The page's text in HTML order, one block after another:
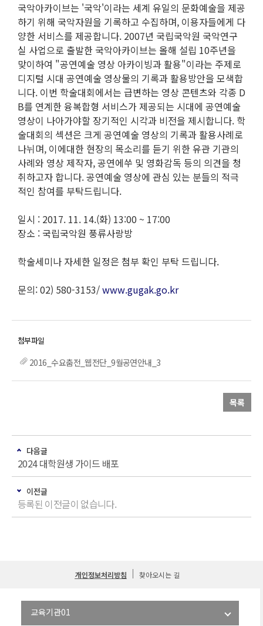
국악아카이브는 '국악'이라는 세계 유일의 문화예술을 제공
하기 위해 국악자원을 기록하고 수집하며, 이용자들에게 다
양한 서비스를 제공합니다. 2007년 국립국악원 국악연구
실 사업으로 출발한 국악아카이브는 올해 설립 10주년을
맞이하여 "공연예술 영상 아카이빙과 활용"이라는 주제로
디지털 시대 공연예술 영상물의 기록과 활용방안을 모색합
니다. 이번 학술대회에서는 급변하는 영상 콘텐츠와 각종 D
B를 연계한 융복합형 서비스가 제공되는 시대에 공연예술
영상이 나아가야할 장기적인 시각과 비전을 제시합니다. 학
술대회의 섹션은 크게 공연예술 영상의 기록과 활용사례로
나뉘며, 이에대한 현장의 목소리를 듣기 위한 유관 기관의
사례와 영상 제작자, 공연에쑤 및 영화감독 등의 의견을 청
취하고자 합니다. 공연예술 영상에 관심 있는 분들의 적극
적인 참여를 부탁드립니다.
일시 : 2017. 11. 14.(화) 13:00 ~ 17:00
장소 : 국립국악원 풍류사랑방
학술세미나 자세한 일정은 첨부 확인 부탁 드립니다.
문의: 02) 580-3153/www.gugak.go.kr
2016_수요춤전_웹전단_9월공연안내_3
목록
다음글
2024 대학원생 가이드 배포
이전글
등록된 이전글이 없습니다.
개인정보처리방침 찾아오시는 길